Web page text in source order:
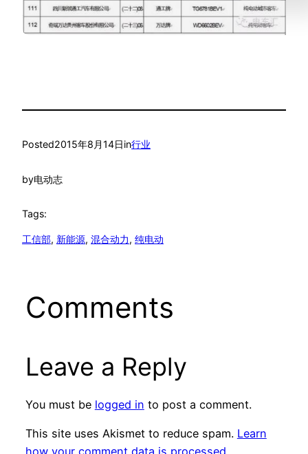
Posted2015年8月14日in行业
by电动志
Tags:
工信部, 新能源, 混合动力, 纯电动
Comments
Leave a Reply
You must be logged in to post a comment.
This site uses Akismet to reduce spam. Learn
how your comment data is processed.